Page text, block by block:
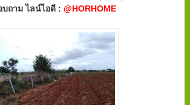
บถาม ไลน์ไอดี :@HORHOME